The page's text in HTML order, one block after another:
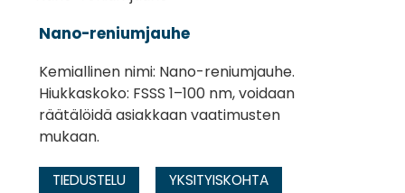
Nano-reniumjauhe
Kemiallinen nimi: Nano-reniumjauhe.
Hiukkaskoko: FSSS 1–100 nm, voidaan
räätälöidä asiakkaan vaatimusten
mukaan.
TIEDUSTELU YKSITYISKOHTA